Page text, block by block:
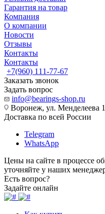
Гарантия на товар
Компания
О компании
Новости
Отзывы
Контакты
Контакты
+7(960) 111-77-67
Заказать звонок
Задать вопрос
info@bearings-shop.ru
Воронеж, ул. Менделеева
Доставка по всей России
Telegram
WhatsApp
Цены на сайте в процессе
уточняйте у наших
Есть вопрос?
Задайте онлайн